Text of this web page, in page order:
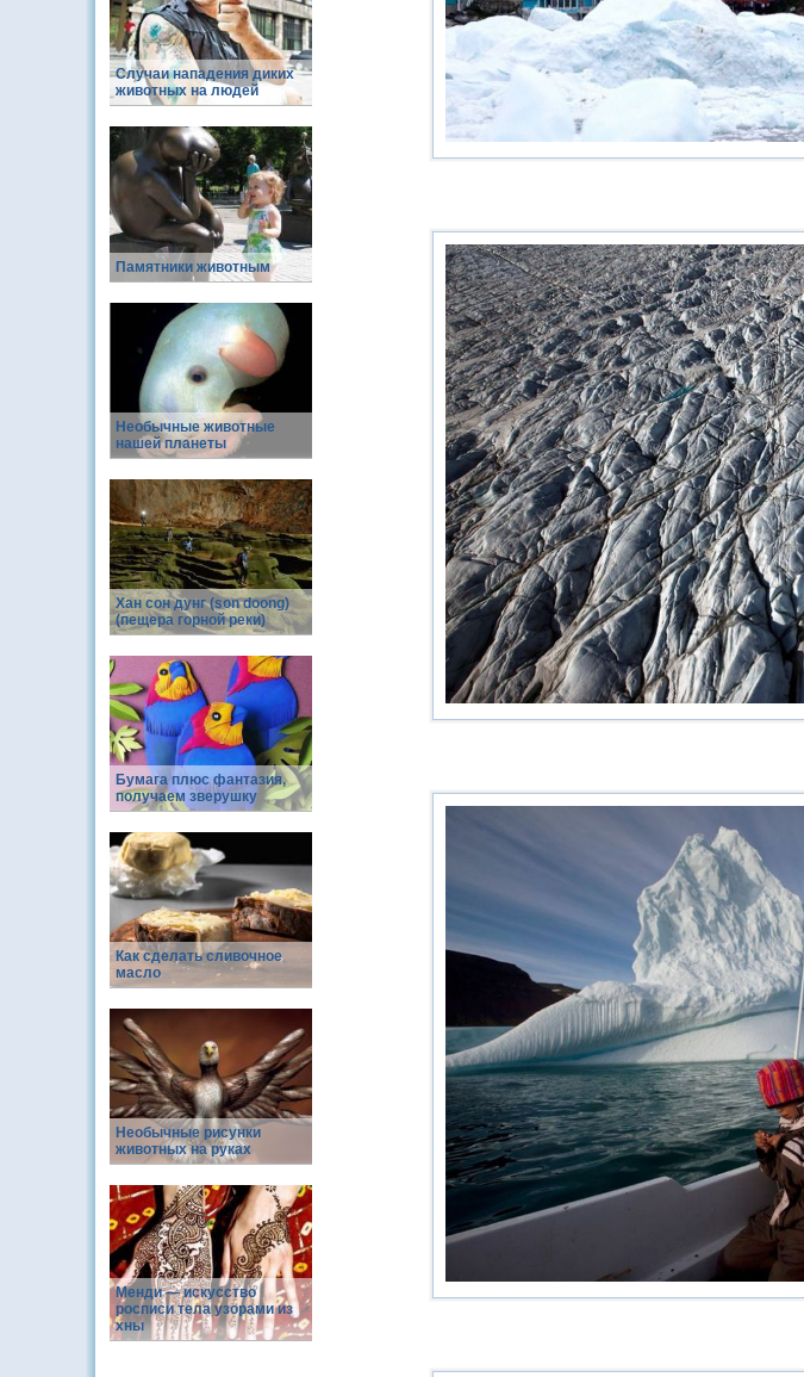
Случаи нападения диких
животных на людей
Памятники животным
Необычные животные
нашей планеты
Хан сон дунг (son doong)
(пещера горной реки)
Бумага плюс фантазия,
получаем зверушку
Как сделать сливочное
масло
Необычные рисунки
животных на руках
Менди — искусство
росписи тела узорами из
хны